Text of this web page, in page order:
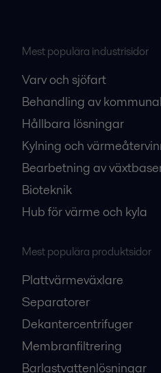
Mest populära industrisidor
Varv och sjöfart
Behandling av
Hållbara lösningar
Kylning och
Bearbetning av
Bioteknik
Hub för värme och kyla
Mest populära produktsidor
Plattvärmeväxlare
Separatorer
Dekantercentrifuger
Membranfiltrering
Barlastvattenlösningar